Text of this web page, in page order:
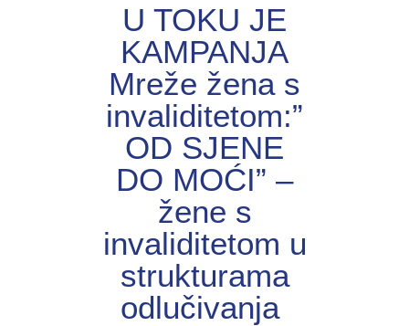
U TOKU JE
KAMPANJA
Mreže žena s
invaliditetom:”
OD SJENE
DO MOĆI” –
žene s
invaliditetom u
strukturama
odlučivanja